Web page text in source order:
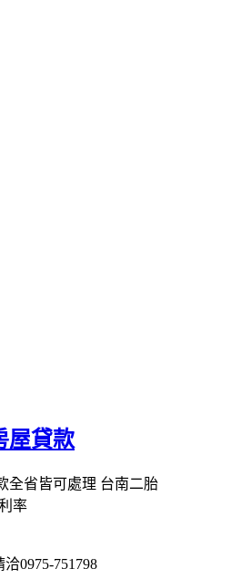
屋貸款
全省皆可處理 台南二胎
率
0975-751798